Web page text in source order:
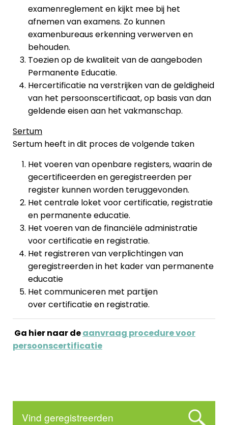
examenreglement en kijkt mee bij het
afnemen van examens. Zo kunnen
examenbureaus erkenning verwerven en
behouden.
Toezien op de kwaliteit van de aangeboden
Permanente Educatie.
Hercertificatie na verstrijken van de geldigheid
van het persoonscertificaat, op basis van dan
geldende eisen aan het vakmanschap.
Sertum
Sertum heeft in dit proces de volgende taken
Het voeren van openbare registers, waarin de
gecertificeerden en geregistreerden per
register kunnen worden teruggevonden.
Het centrale loket voor certificatie, registratie
en permanente educatie.
Het voeren van de financiële administratie
voor certificatie en registratie.
Het registreren van verplichtingen van
geregistreerden in het kader van permanente
educatie
Het communiceren met partijen
over certificatie en registratie.
Ga hier naar deaanvraag procedure voor
persoonscertificatie
Vind geregistreerden